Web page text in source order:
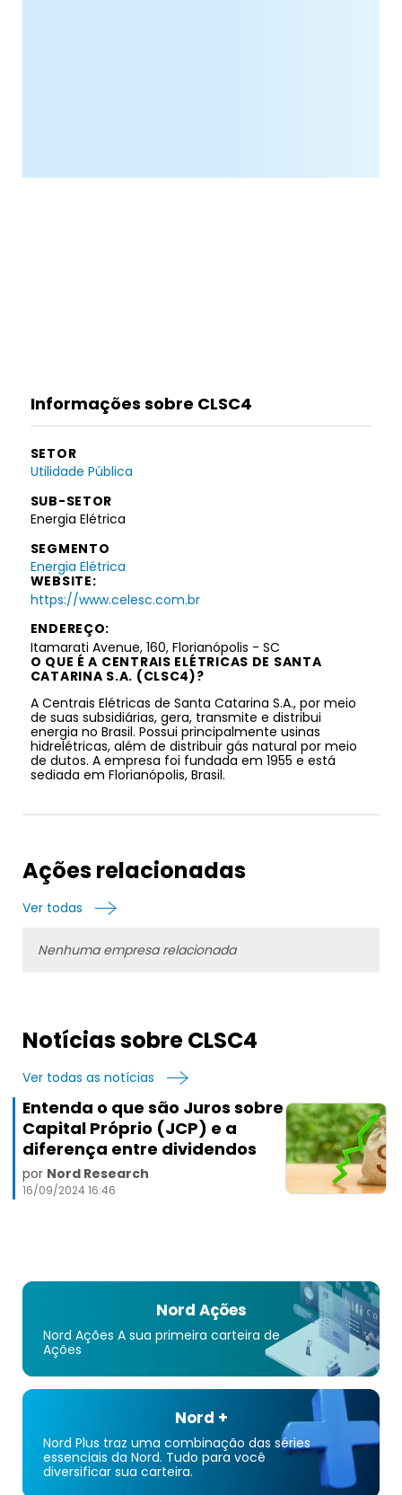
Informações sobre CLSC4
SETOR
Utilidade Pública
SUB-SETOR
Energia Elétrica
SEGMENTO
Energia Elétrica
WEBSITE:
https://www.celesc.com.br
ENDEREÇO:
Itamarati Avenue, 160, Florianópolis - SC
O QUE É A CENTRAIS ELÉTRICAS DE SANTA
CATARINA S.A. (CLSC4)?
A Centrais Elétricas de Santa Catarina S.A., por meio
de suas subsidiárias, gera, transmite e distribui
energia no Brasil. Possui principalmente usinas
hidrelétricas, além de distribuir gás natural por meio
de dutos. A empresa foi fundada em 1955 e está
sediada em Florianópolis, Brasil.
Ações relacionadas
Ver todas
Nenhuma empresa relacionada
Notícias sobre CLSC4
Ver todas as notícias
Entenda o que são Juros sobre
Capital Próprio (JCP) e a
diferença entre dividendos
por Nord Research
16/09/2024 16:46
Nord Ações
Nord Ações A sua primeira carteira de
Ações
Nord +
Nord Plus traz uma combinação das séries
essenciais da Nord. Tudo para você
diversificar sua carteira.